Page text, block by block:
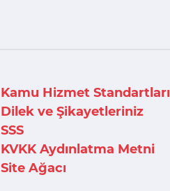
Kamu Hizmet Standartları
Dilek ve Şikayetleriniz
SSS
KVKK Aydınlatma Metni
Site Ağacı